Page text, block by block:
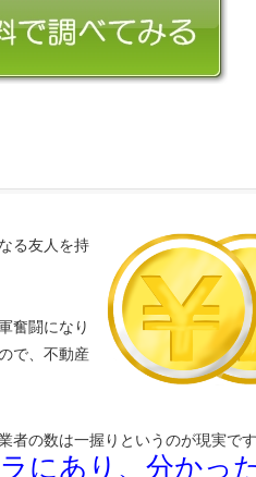
る友人を持
奮闘になり
で、不動産
の数は一握りというのが現実です
にあり、分かっ